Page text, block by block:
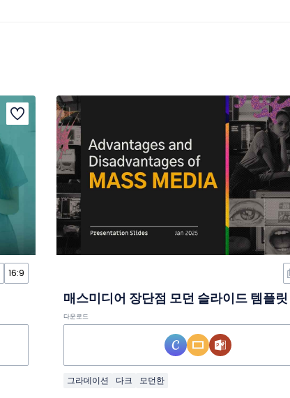
16:9
매스미디어 장단점 모던 슬라이드 템플릿
다운로드
그라데이션 다크 모던한